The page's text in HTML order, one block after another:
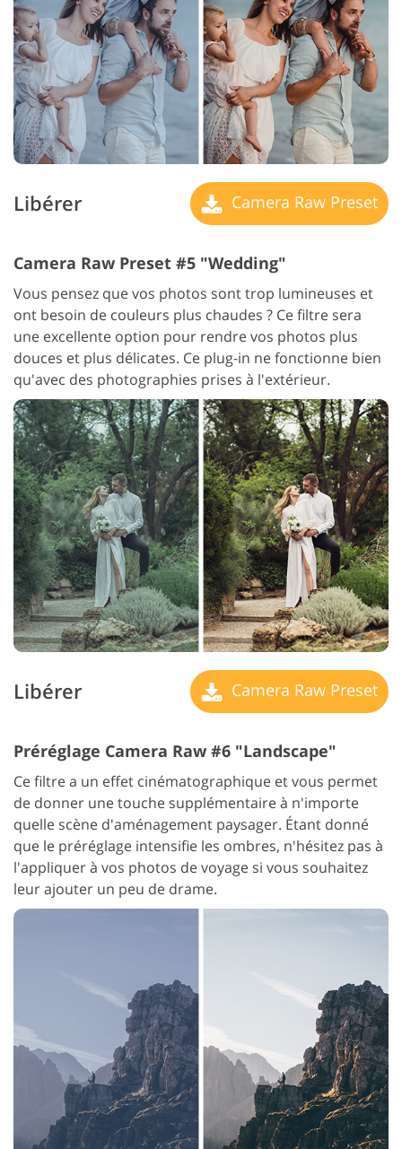
Libérer Camera Raw Preset
Camera Raw Preset #5 "Wedding"
Vous pensez que vos photos sont trop lumineuses et
ont besoin de couleurs plus chaudes ? Ce filtre sera
une excellente option pour rendre vos photos plus
douces et plus délicates. Ce plug-in ne fonctionne bien
qu'avec des photographies prises à l'extérieur.
Libérer Camera Raw Preset
Préréglage Camera Raw #6 "Landscape"
Ce filtre a un effet cinématographique et vous permet
de donner une touche supplémentaire à n'importe
quelle scène d'aménagement paysager. Étant donné
que le préréglage intensifie les ombres, n'hésitez pas à
l'appliquer à vos photos de voyage si vous souhaitez
leur ajouter un peu de drame.